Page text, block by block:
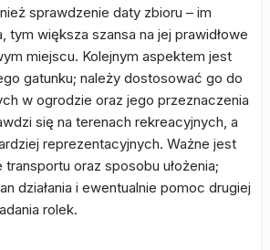
sprawdzenie daty zbioru – im
tym większa szansa na jej prawidłowe
miejscu. Kolejnym aspektem jest
gatunku; należy dostosować go do
w ogrodzie oraz jego przeznaczenia
się na terenach rekreacyjnych, a
reprezentacyjnych. Ważne jest
oraz sposobu ułożenia;
działania i ewentualnie pomoc drugiej
rolek.